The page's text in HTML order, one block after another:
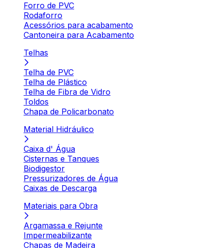
Forro de PVC
Rodaforro
Acessórios para acabamento
Cantoneira para Acabamento
Telhas
Telha de PVC
Telha de Plástico
Telha de Fibra de Vidro
Toldos
Chapa de Policarbonato
Material Hidráulico
Caixa d' Água
Cisternas e Tanques
Biodigestor
Pressurizadores de Água
Caixas de Descarga
Materiais para Obra
Argamassa e Rejunte
Impermeabilizante
Chapas de Madeira